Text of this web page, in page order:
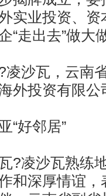
实业投资、
“走出去”做大
沙瓦，云南
外投资有限公
“好邻居”
?凌沙瓦熟练
和深厚情谊